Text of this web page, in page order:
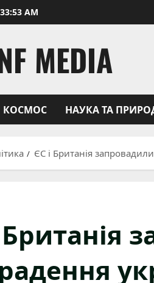
AM
MEDIA
КОСМОС НАУКА ТА
ЄС і Британія